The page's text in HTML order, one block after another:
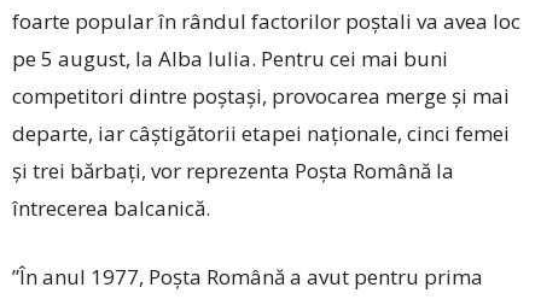
foarte popular în rândul factorilor poștali va avea loc
pe 5 august, la Alba Iulia. Pentru cei mai buni
competitori dintre poștași, provocarea merge și mai
departe, iar câștigătorii etapei naționale, cinci femei
și trei bărbați, vor reprezenta Poșta Română la
întrecerea balcanică.
”În anul 1977, Poşta Română a avut pentru prima